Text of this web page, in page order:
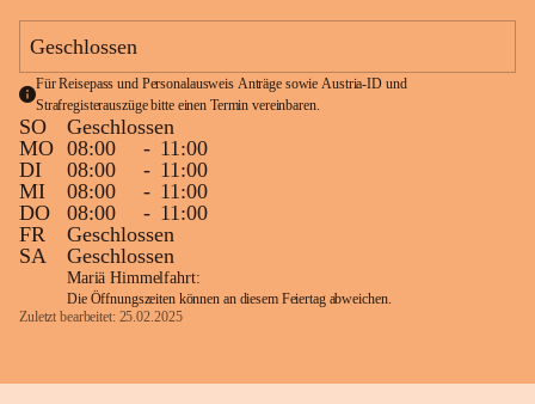
Geschlossen
Für Reisepass und Personalausweis Anträge sowie Austria-ID und
Strafregisterauszüge bitte einen Termin vereinbaren.
SO
Geschlossen
MO 08:00 - 11:00
DI
08:00 - 11:00
MI
08:00 - 11:00
DO
08:00 - 11:00
FR
Geschlossen
SA
Geschlossen
Mariä Himmelfahrt:
Die Öffnungszeiten können an diesem Feiertag abweichen.
Zuletzt bearbeitet: 25.02.2025